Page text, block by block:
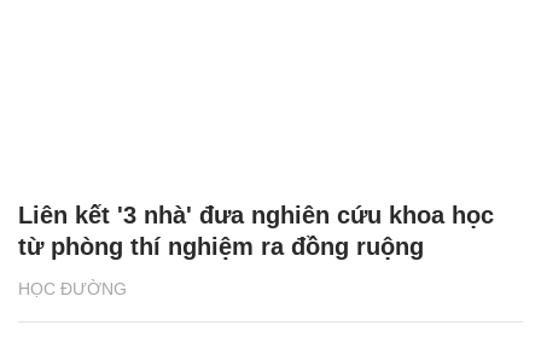
HỌC ĐƯỜNG
Liên kết '3 nhà' đưa nghiên cứu khoa học
từ phòng thí nghiệm ra đồng ruộng